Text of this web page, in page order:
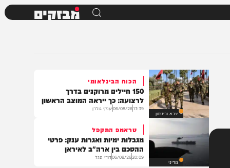
מבזקים
צבא וביטחון
הכוח הבינלאומי
150 חיילים מרוקנים בדרך
לרצועה: כך ייראה המוצב הראשון
06/08/26 יענקי גולדן
טראמפ התקפל
מגבלות ימיות ואגרות ענק: פרטי
ההסכם בין ארה"ב לאיראן
20:09